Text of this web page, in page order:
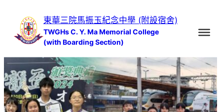
內
容
東華三院馬振玉紀念中學 (附設宿舍)
TWGHs C. Y. Ma Memorial College
(with Boarding Section)